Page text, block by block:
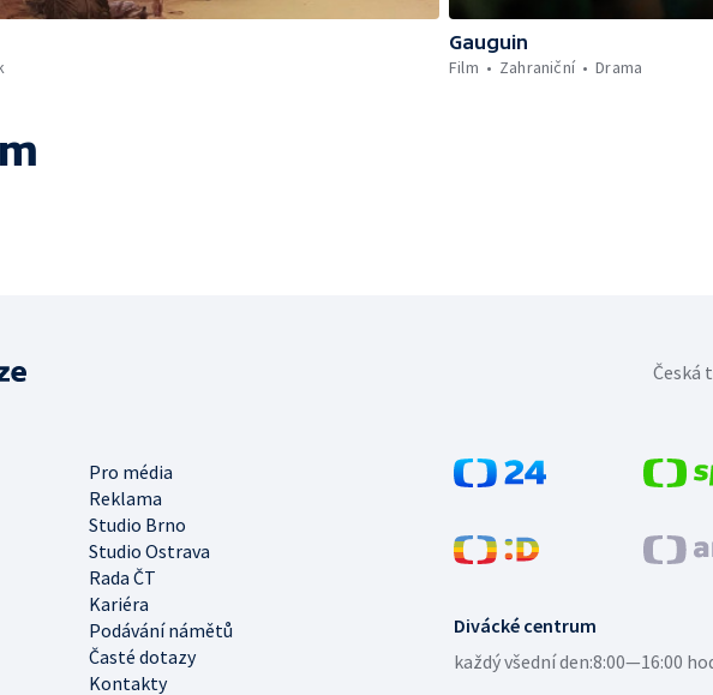
Gauguin
Film
Zahraniční Drama
Divácké centrum
každý všední den:8:00—16:00
Pro média
Reklama
Studio Brno
Studio Ostrava
Rada ČT
Kariéra
Podávání námětů
Časté dotazy
Kontakty
Česká